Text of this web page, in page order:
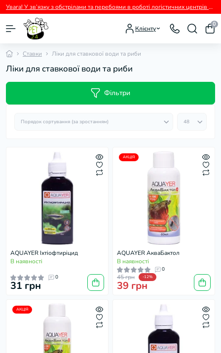
Увага! У зв’язку з обстрілами та перебоями в роботі логістичних центрів перевізників можливі тимчасові затримки з відправленням замовлень.
Клієнту
0
Ставки Ліки для ставкової води та риби
Ліки для ставкової води та риби
Фільтри
AQUAYER Іхтіофтиріцид
В наявності
0
31 грн
АКЦІЯ
AQUAYER АкваБактол
В наявності
0
45 грн -12%
39 грн
АКЦІЯ